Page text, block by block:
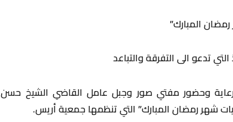
المبارك”
تدعو الى التفرقة والتباعد
وحضور مفتي صور وجبل عامل القاضي الشيخ حسن
شهر رمضان المبارك” التي تنظمها جمعية أريس.